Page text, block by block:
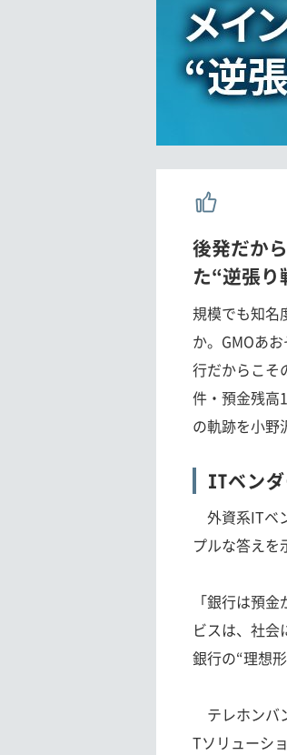
後発だか
た“逆張り
規模でも知名
か。GMOあ
行だからこそ
件・預金残高
の軌跡を小野
ITベン
外資系ITベ
プルな答えを
「銀行は預
ビスは、社
銀行の“理想
テレホンバ
Tソリューシ